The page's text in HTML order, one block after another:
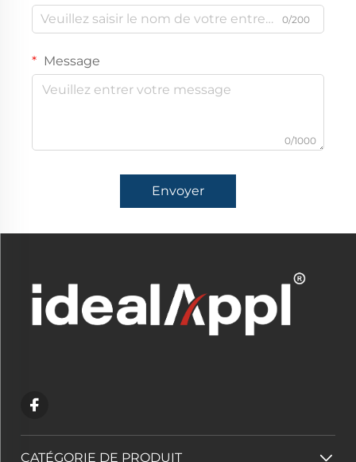
0/200
Message
0/1000
Envoyer
CATÉGORIE DE PRODUIT